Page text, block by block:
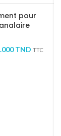
pour
TND TTC